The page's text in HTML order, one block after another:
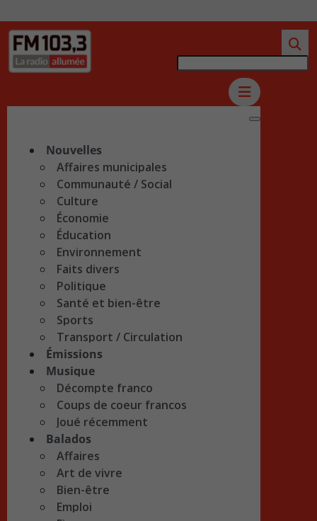
Nouvelles
Affaires municipales
Communauté / Social
Culture
Économie
Éducation
Environnement
Faits divers
Politique
Santé et bien-être
Sports
Transport / Circulation
Émissions
Musique
Décompte franco
Coups de coeur francos
Joué récemment
Balados
Affaires
Art de vivre
Bien-être
Emploi